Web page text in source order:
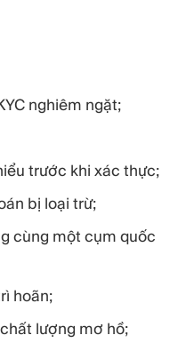
nghiêm ngặt;
trước khi xác thực;
bị loại trừ;
cùng một cụm quốc
hoãn;
lượng mơ hồ;